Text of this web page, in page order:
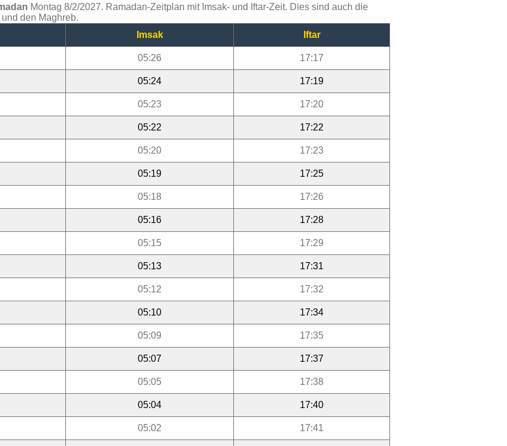
Montag 8/2/2027. Ramadan-Zeitplan mit Imsak- und Iftar-Zeit. Dies sind auch die
den Maghreb.
Imsak Iftar
05:26 17:17
05:24 17:19
05:23 17:20
05:22 17:22
05:20 17:23
05:19 17:25
05:18 17:26
05:16 17:28
05:15 17:29
05:13 17:31
05:12 17:32
05:10 17:34
05:09 17:35
05:07 17:37
05:05 17:38
05:04 17:40
05:02 17:41